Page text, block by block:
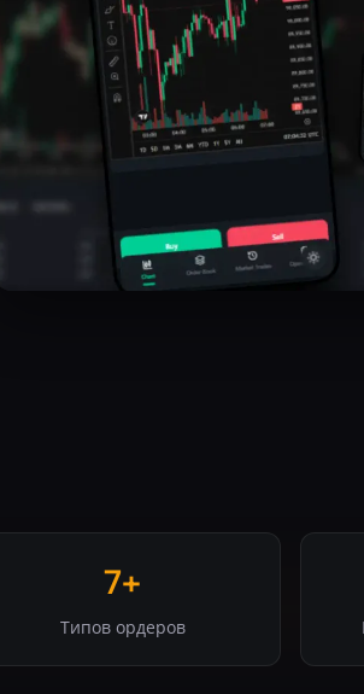
7+
Типов ордеров